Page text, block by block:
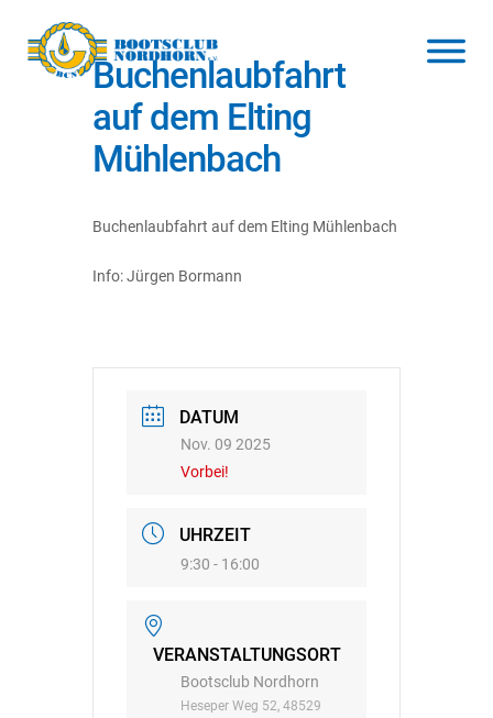
Buchenlaubfahrt
auf dem Elting
Mühlenbach
Buchenlaubfahrt auf dem Elting Mühlenbach
Info: Jürgen Bormann
DATUM
Nov. 09 2025
Vorbei!
UHRZEIT
9:30 - 16:00
VERANSTALTUNGSORT
Bootsclub Nordhorn
Heseper Weg 52, 48529